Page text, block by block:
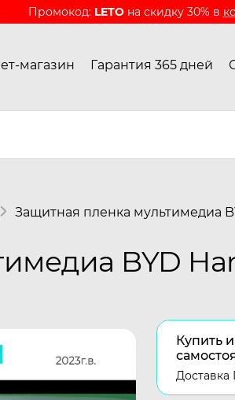
Промокод: LETO на скидку 30% в
магазин Гарантия 365 дней
Защитная пленка мультимедиа
BYD
Купить